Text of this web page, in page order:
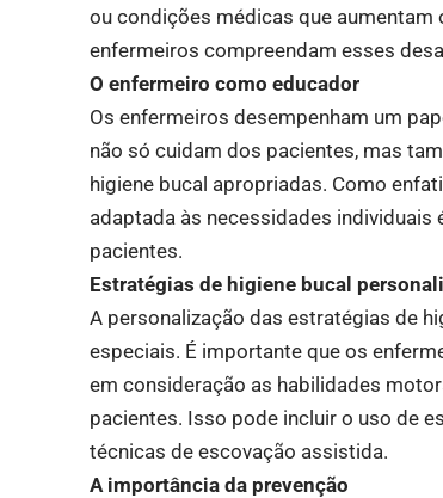
ou condições médicas que
enfermeiros compreendam esses
O enfermeiro como educador
Os enfermeiros desempenham um
não só cuidam dos pacientes, mas
higiene bucal apropriadas. Como
adaptada às necessidades
pacientes.
Estratégias de higiene bucal
A personalização das estratégias de
especiais. É importante que os
em consideração as habilidades
pacientes. Isso pode incluir o uso de
técnicas de escovação assistida.
A importância da prevenção